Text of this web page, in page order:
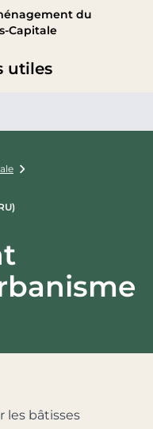
du
Capitale
utiles
les bâtisses